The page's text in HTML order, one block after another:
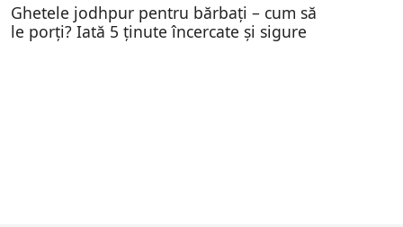
Ghetele jodhpur pentru bărbați – cum să
le porți? Iată 5 ținute încercate și sigure